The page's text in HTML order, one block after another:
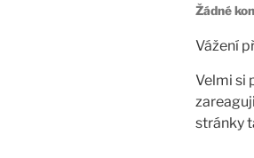
Žádné
Vážení
Velmi si
stránky